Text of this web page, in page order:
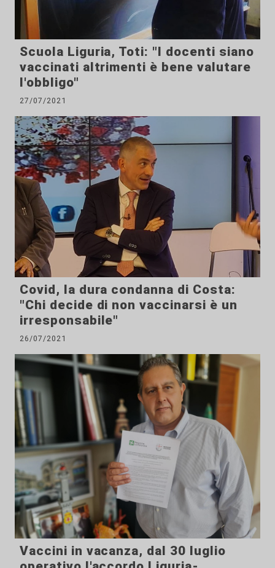
Scuola Liguria, Toti: "I docenti siano
vaccinati altrimenti è bene valutare
l'obbligo"
27/07/2021
Covid, la dura condanna di Costa:
"Chi decide di non vaccinarsi è un
irresponsabile"
26/07/2021
Vaccini in vacanza, dal 30 luglio